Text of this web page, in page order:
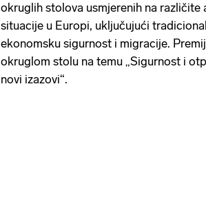
okruglih stolova usmjerenih na različite
situacije u Europi, uključujući
ekonomsku sigurnost i migracije.
okruglom stolu na temu „Sigurnost i
novi izazovi“.